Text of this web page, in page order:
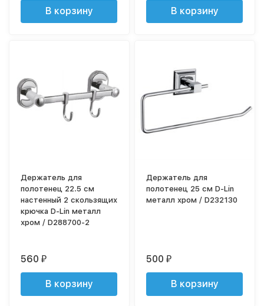
В корзину В корзину
Держатель для
полотенец 22.5 см
настенный 2 скользящих
крючка D-Lin металл
хром / D288700-2
560₽
В корзину
Держатель для
полотенец 25 см D-Lin
металл хром / D232130
500₽
В корзину